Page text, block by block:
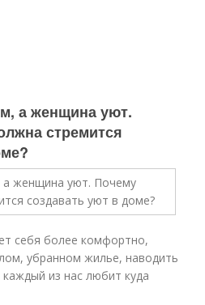
а женщина уют.
стремится
себя более комфортно,
убранном жилье, наводить
из нас любит куда